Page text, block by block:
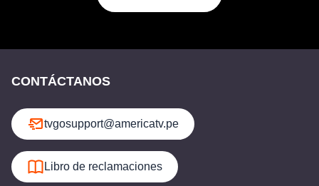
CONTÁCTANOS
tvgosupport@americatv.pe
Libro de reclamaciones